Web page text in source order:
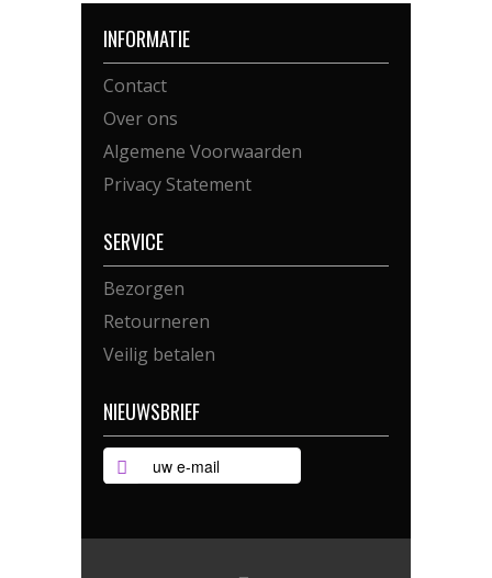
INFORMATIE
Contact
Over ons
Algemene Voorwaarden
Privacy Statement
SERVICE
Bezorgen
Retourneren
Veilig betalen
NIEUWSBRIEF